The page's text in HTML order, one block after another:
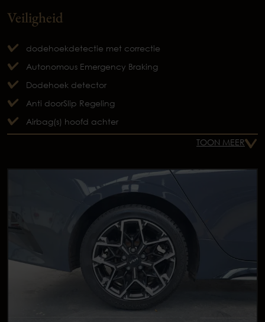
Veiligheid
dodehoekdetectie met correctie
Autonomous Emergency Braking
Dodehoek detector
Anti doorSlip Regeling
Airbag(s) hoofd achter
TOON MEER